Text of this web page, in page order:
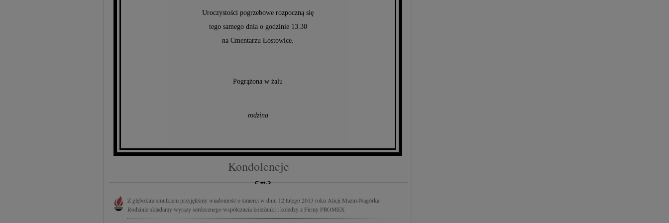
Uroczystości pogrzebowe rozpoczną się
tego samego dnia o godzinie 13.30
na Cmentarzu Łostowice.
Pogrążona w żalu
rodzina
Kondolencje
Z głębokim smutkiem przyjęliśmy wiadomość o śmierci w dniu 12 lutego 2013 roku Alicji Mazur-Nagórka
Rodzinie składamy wyrazy serdecznego współczucia koleżanki i koledzy z Firmy PROMEX